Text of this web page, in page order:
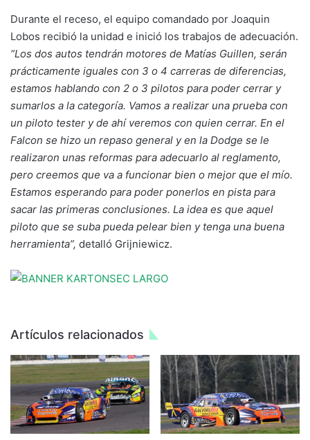
Durante el receso, el equipo comandado por Joaquin
Lobos recibió la unidad e inició los trabajos de adecuación.
“Los dos autos tendrán motores de Matías Guillen, serán
prácticamente iguales con 3 o 4 carreras de diferencias,
estamos hablando con 2 o 3 pilotos para poder cerrar y
sumarlos a la categoría. Vamos a realizar una prueba con
un piloto tester y de ahí veremos con quien cerrar. En el
Falcon se hizo un repaso general y en la Dodge se le
realizaron unas reformas para adecuarlo al reglamento,
pero creemos que va a funcionar bien o mejor que el mío.
Estamos esperando para poder ponerlos en pista para
sacar las primeras conclusiones. La idea es que aquel
piloto que se suba pueda pelear bien y tenga una buena
herramienta”, detalló Grijniewicz.
Artículos relacionados